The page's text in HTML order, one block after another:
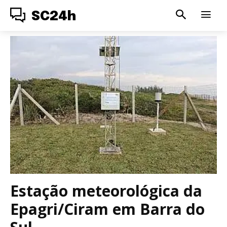
SC24h
Estação meteorológica da
Epagri/Ciram em Barra do